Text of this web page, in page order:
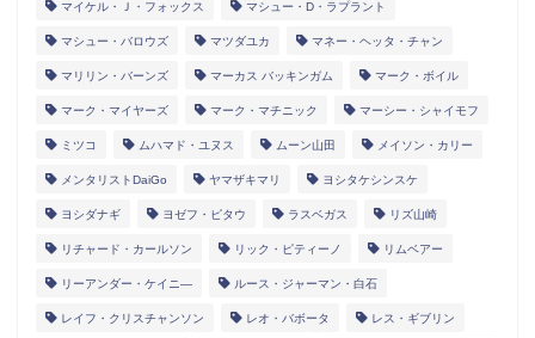
マイケル・Ｊ・フォックス マシュー・D・ラプラント
マシュー・バロウズ マツダユカ マネー・ヘッタ・チャン
マリリン・バーンズ マーカス バッキンガム マーク・ボイル
マーク・マイヤーズ マーク・マチニック マーシー・シャイモフ
ミツコ ムハマド・ユヌス ムーン山田 メイソン・カリー
メンタリストDaiGo ヤマザキマリ ヨシタケシンスケ
ヨシダナギ ヨゼフ・ピタウ ラスベガス リズ山崎
リチャード・カールソン リック・ピティーノ リムベアー
リーアンダー・ケイニ― ルース・ジャーマン・白石
レイフ・クリスチャンソン レオ・バボータ レス・ギブリン